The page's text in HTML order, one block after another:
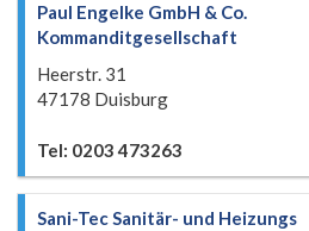
Paul Engelke GmbH & Co.
KommanditgeselIschaft
Heerstr. 31
47178 Duisburg
Tel: 0203 473263
Sani-Tec Sanitär- und Heizungs